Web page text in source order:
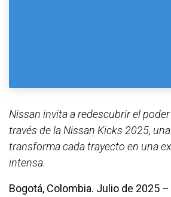
Nissan invita a redescubrir el
través de la Nissan Kicks 2025,
transforma cada trayecto en una
intensa.
Bogotá, Colombia. Julio de 2025 –